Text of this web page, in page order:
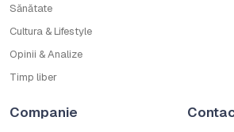
Sănătate
Cultura & Lifestyle
Opinii & Analize
Timp liber
Companie